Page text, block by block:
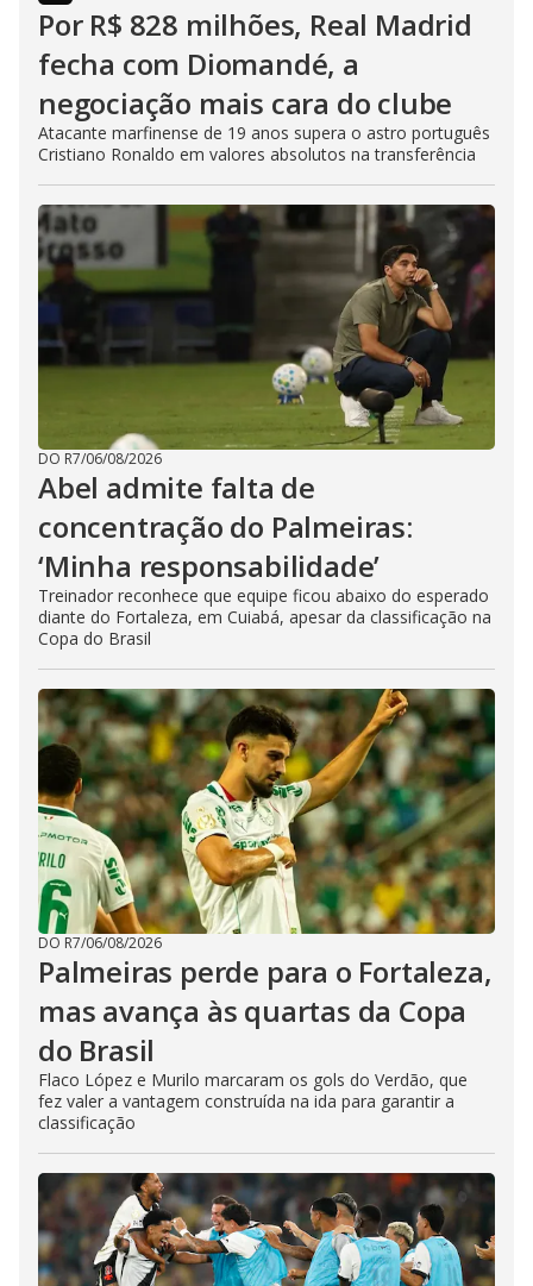
Por R$ 828 milhões, Real Madrid
fecha com Diomandé, a
negociação mais cara do clube
Atacante marfinense de 19 anos supera o astro português
Cristiano Ronaldo em valores absolutos na transferência
DO R7/06/08/2026
Abel admite falta de
concentração do Palmeiras:
‘Minha responsabilidade’
Treinador reconhece que equipe ficou abaixo do esperado
diante do Fortaleza, em Cuiabá, apesar da classificação na
Copa do Brasil
DO R7/06/08/2026
Palmeiras perde para o Fortaleza,
mas avança às quartas da Copa
do Brasil
Flaco López e Murilo marcaram os gols do Verdão, que
fez valer a vantagem construída na ida para garantir a
classificação